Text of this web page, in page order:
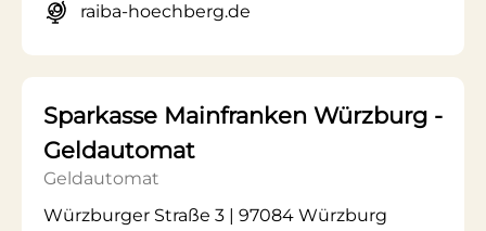
raiba-hoechberg.de
Sparkasse Mainfranken Würzburg -
Geldautomat
Geldautomat
Würzburger Straße 3 | 97084 Würzburg